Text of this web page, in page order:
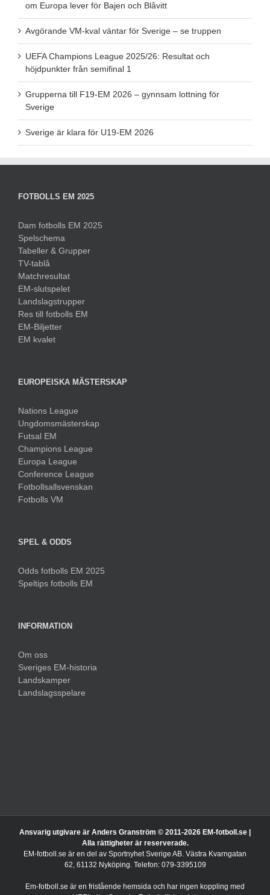
om Europa lever för Bajen och Blåvitt
Avgörande VM-kval väntar för Sverige – se truppen
UEFA Champions League 2025/26: Resultat och
höjdpunkter från semifinal 1
Grupperna till F19-EM 2026 – gynnsam lottning för
Sverige
Sverige är klara för U19-EM 2026
FOTBOLLS EM 2025
Dam fotbolls EM 2025
Spelschema
Tabeller & Grupper
TV-tablå
Matchresultat
EM-slutspelet
Landslagstrupper
Res till fotbolls EM
EM-Biljetter
EM kvalet
EUROPEISKA MÄSTERSKAP
Nations League
Ungdomsmästerskap
Futsal EM
Champions League
Europa League
Conference League
Fotbollsallsvenskan
Fotbolls VM
SPEL & ODDS
Odds fotbolls EM 2025
Speltips fotbolls EM
INFORMATION
Om oss
Sveriges EM-historia
Landskamper
Landslagsspelare
Ansvarig utgivare är Anders Granström © 2011-2026 EM-fotboll.se |
Alla rättigheter är reserverade.
EM-fotboll.se är en del av Sportnyhet Sverige AB. Västra Kvarngatan
62, 61132 Nyköping. Telefon: 079-3395109
Em-fotboll.se är en fristående hemsida och har ingen koppling med